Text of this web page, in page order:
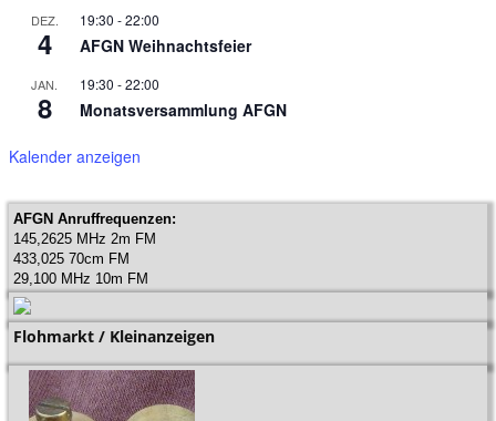
DEZ.
4
19:30 -22:00
AFGN Weihnachtsfeier
JAN.
8
19:30 -22:00
Monatsversammlung AFGN
Kalender anzeigen
AFGN Anruffrequenzen:
145,2625 MHz 2m FM
433,025 70cm FM
29,100 MHz 10m FM
Flohmarkt / Kleinanzeigen